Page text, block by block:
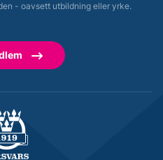
- oavsett utbildning eller yrke.